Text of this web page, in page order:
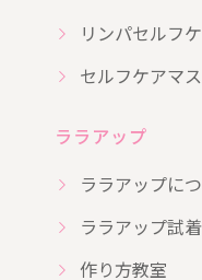
リンパセルフ
セルフケアマ
ララアップ
ララアップに
ララアップ試
作り方教室